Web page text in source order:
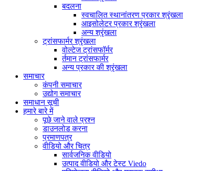
बदलना
स्वचालित स्थानांतरण प्रकार श्रृंखला
आइसोलेटर प्रकार श्रृंखला
अन्य श्रृंखला
ट्रांसफार्मर श्रृंखला
वोल्टेज ट्रांसफॉर्मर
र्तमान ट्रांसफार्मर
अन्य प्रकार की श्रृंखला
समाचार
कंपनी समाचार
उद्योग समाचार
समाधान सूची
हमारे बारे में
पूछे जाने वाले प्रश्न
डाउनलोड करना
प्रमाणपत्र
वीडियो और चित्र
सार्वजनिक वीडियो
उत्पाद वीडियो और टेस्ट Viedo